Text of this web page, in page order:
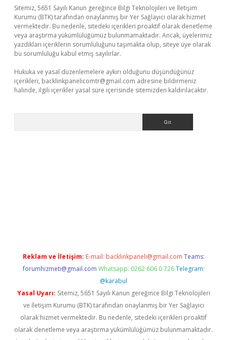
Sitemiz, 5651 Sayılı Kanun gereğince Bilgi Teknolojileri ve İletişim
Kurumu (BTK) tarafından onaylanmış bir Yer Sağlayıcı olarak hizmet
vermektedir. Bu nedenle, sitedeki içerikleri proaktif olarak denetleme
veya araştırma yükümlülüğümüz bulunmamaktadır. Ancak, üyelerimiz
yazdıkları içeriklerin sorumluluğunu taşımakta olup, siteye üye olarak
bu sorumluluğu kabul etmiş sayılırlar.
Hukuka ve yasal düzenlemelere aykırı olduğunu düşündüğünüz
içerikleri, backlinkpanelicomtr@gmail.com adresine bildirmeniz
halinde, ilgili içerikler yasal süre içerisinde sitemizden kaldırılacaktır.
Reklam ve İletişim: E-mail: backlinkpaneli@gmail.com Teams:
forumhizmeti@gmail.com Whatsapp: 0262 606 0 726 Telegram:
@karabul
Yasal Uyarı: Sitemiz, 5651 Sayılı Kanun gereğince Bilgi Teknolojileri
ve İletişim Kurumu (BTK) tarafından onaylanmış bir Yer Sağlayıcı
olarak hizmet vermektedir. Bu nedenle, sitedeki içerikleri proaktif
olarak denetleme veya araştırma yükümlülüğümüz bulunmamaktadır.